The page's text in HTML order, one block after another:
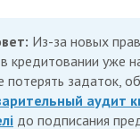
Из-за новых
кредитовании уже
задаток,
аудит
до подписания